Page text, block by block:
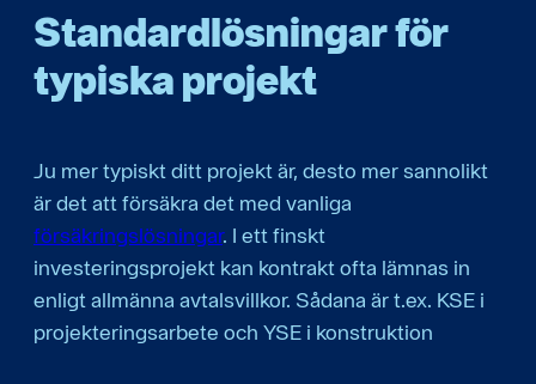
Standardlösningar för
typiska projekt
Ju mer typiskt ditt projekt är, desto mer sannolikt
är det att försäkra det med vanliga
försäkringslösningar. I ett finskt
investeringsprojekt kan kontrakt ofta lämnas in
enligt allmänna avtalsvillkor. Sådana är t.ex. KSE i
projekteringsarbete och YSE i konstruktion